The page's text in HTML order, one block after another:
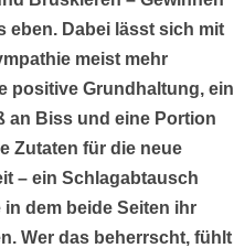
eben. Dabei lässt sich mit
meist mehr
positive Grundhaltung, ein
an Biss und eine Portion
Zutaten für die neue
– ein Schlagabtausch
in dem beide Seiten ihr
Wer das beherrscht, fühlt